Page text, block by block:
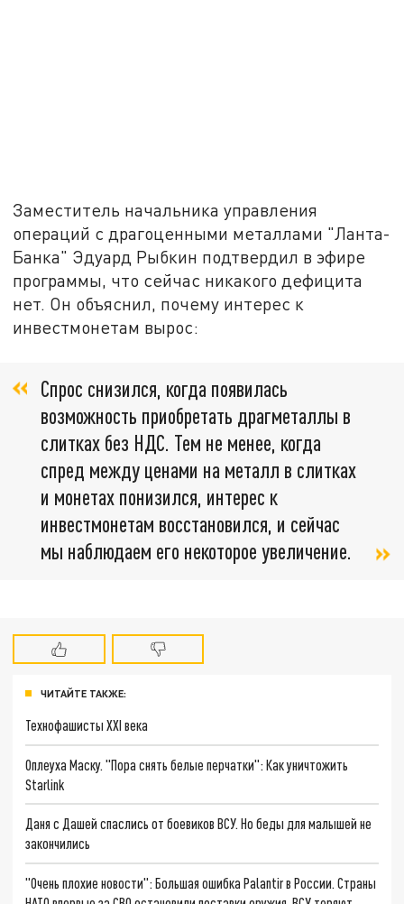
Заместитель начальника управления
операций с драгоценными металлами "Ланта-
Банка" Эдуард Рыбкин подтвердил в эфире
программы, что сейчас никакого дефицита
нет. Он объяснил, почему интерес к
инвестмонетам вырос:
Спрос снизился, когда появилась
возможность приобретать драгметаллы в
слитках без НДС. Тем не менее, когда
спред между ценами на металл в слитках
и монетах понизился, интерес к
инвестмонетам восстановился, и сейчас
мы наблюдаем его некоторое увеличение.
ЧИТАЙТЕ ТАКЖЕ:
Технофашисты XXI века
Оплеуха Маску. "Пора снять белые перчатки": Как уничтожить
Starlink
Даня с Дашей спаслись от боевиков ВСУ. Но беды для малышей не
закончились
"Очень плохие новости": Большая ошибка Palantir в России. Страны